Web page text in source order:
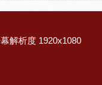
解析度 1920x1080